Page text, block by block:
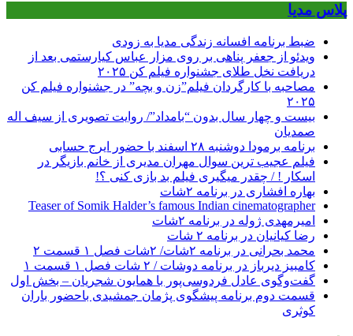
پلاس مدیا
ضبط برنامه افسانه زندگی مدیا به زودی
ویدئو از جعفر پناهی بر روی مزار عباس کیارستمی بعد از
دریافت نخل طلای جشنواره فیلم کن ۲۰۲۵
مصاحبه با کارگردان فیلم”زن و بچه” در جشنواره فیلم کن
۲۰۲۵
بیست و چهار سال بدون “بامداد”/ روایت تصویری از سیف اله
صمدیان
برنامه برمودا دوشنبه ۲۸ اسفند با حضور ایرج حسابی
فیلم عجیب ترین سوال مهران مدیری از خانم بازیگر در
اسکار ! / چقدر میگیری فیلم بد بازی کنی ؟!
بهاره افشاری در برنامه ۲شات
Teaser of Somik Halder’s famous Indian cinematographer
امیرمهدی ژوله در برنامه ۲شات
رضا کیانیان در برنامه ۲ شات
محمد بحرانی در برنامه ۲شات/ ۲شات فصل ۱ قسمت ۲
کامبیز دیرباز در برنامه دوشات / ۲ شات فصل ۱ قسمت ۱
گفت‌وگوی عادل فردوسی‌پور با همایون شجریان – بخش اول
قسمت دوم برنامه پیشگوی پژمان جمشیدی باحضور باران
کوثری